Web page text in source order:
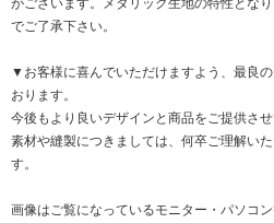
でご了承下さい。
▼お客様に喜んでいただけますよう、最良
おります。
今後もより良いデザインと商品をご提供さ
素材や縫製につきましては、何卒ご理解い
す。
画像はご覧になっているモニター・パソコ